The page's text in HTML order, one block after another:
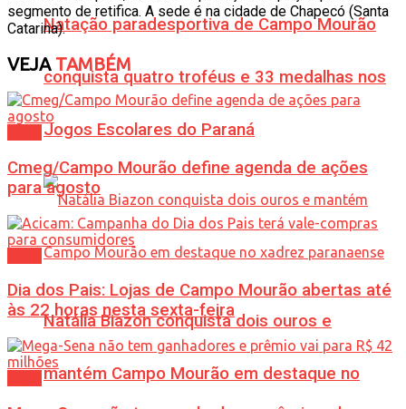
Natação paradesportiva de Campo Mourão
conquista quatro troféus e 33 medalhas nos
Jogos Escolares do Paraná
Natália Biazon conquista dois ouros e
mantém Campo Mourão em destaque no
segmento de retifica. A sede é na cidade de Chapecó (Santa
Catarina).
VEJATAMBÉM
Cmeg/Campo Mourão define agenda de ações
para agosto
Dia dos Pais: Lojas de Campo Mourão abertas até
às 22 horas nesta sexta-feira